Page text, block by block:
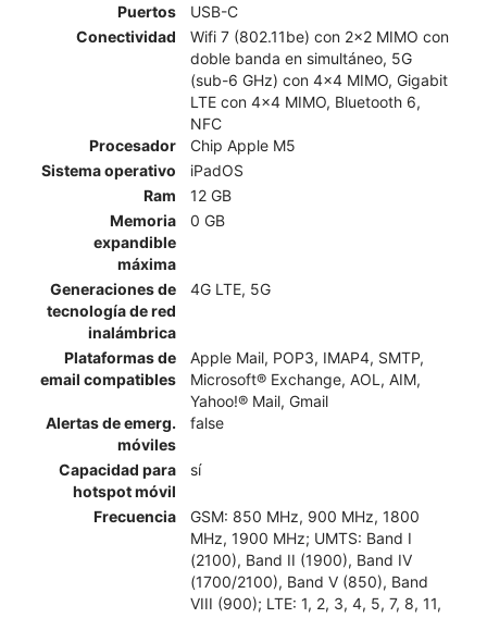
Puertos
USB-C
Conectividad
Wifi 7 (802.11be) con 2x2 MIMO con
doble banda en simultáneo, 5G
(sub-6 GHz) con 4x4 MIMO, Gigabit
LTE con 4x4 MIMO, Bluetooth 6,
NFC
Procesador
Chip Apple M5
Sistema operativo
iPadOS
Ram
12 GB
Memoria
expandible
máxima
0 GB
Generaciones de
tecnología de red
inalámbrica
4G LTE, 5G
Plataformas de
email compatibles
Apple Mail, POP3, IMAP4, SMTP,
Microsoft® Exchange, AOL, AIM,
Yahoo!® Mail, Gmail
Alertas de emerg.
móviles
false
Capacidad para
hotspot móvil
sí
Frecuencia
GSM: 850 MHz, 900 MHz, 1800
MHz, 1900 MHz; UMTS: Band I
(2100), Band II (1900), Band IV
(1700/2100), Band V (850), Band
VIII (900); LTE: 1, 2, 3, 4, 5, 7, 8, 11,